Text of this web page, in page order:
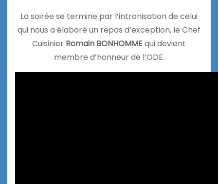
La soirée se termine par l’intronisation de celui
qui nous a élaboré un repas d’exception, le Chef
Cuisinier Romain BONHOMMEqui devient
membre d’honneur de l’ODE.